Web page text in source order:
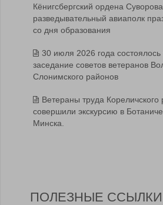
Кёнигсбергский ордена Суворова
разведывательный авиаполк
со дня образования
30 июля 2026 года состоялось
заседание советов ветеранов
Слонимского районов
Ветераны труда Кореличского
совершили экскурсию в
Минска.
ПОЛЕЗНЫЕ ССЫЛКИ